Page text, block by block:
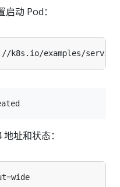
动 Pod：
址和状态：
=